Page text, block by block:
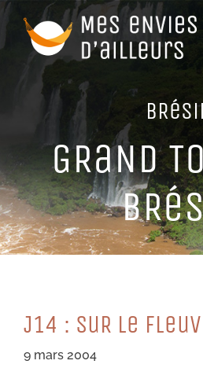
Passer
au
contenu
GRaND
J14 : SuR Le
9 mars 2004